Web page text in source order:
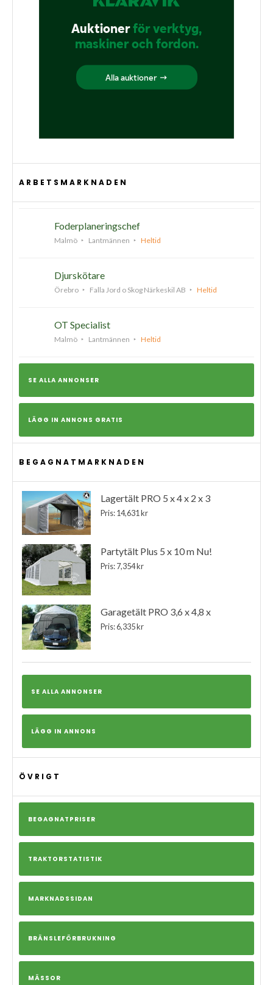
ARBETSMARKNADEN
Foderplaneringschef
Malmö Lantmännen Heltid
Djurskötare
Örebro Falla Jord o Skog Närkeskil AB Heltid
OT Specialist
Malmö Lantmännen Heltid
SE ALLA ANNONSER
LÄGG IN ANNONS GRATIS
BEGAGNATMARKNADEN
Lagertält PRO 5 x 4 x 2 x 3
Pris: 14,631 kr
Partytält Plus 5 x 10 m Nu!
Pris: 7,354 kr
Garagetält PRO 3,6 x 4,8 x
Pris: 6,335 kr
SE ALLA ANNONSER
LÄGG IN ANNONS
ÖVRIGT
BEGAGNATPRISER
TRAKTORSTATISTIK
MARKNADSSIDAN
BRÄNSLEFÖRBRUKNING
MÄSSOR